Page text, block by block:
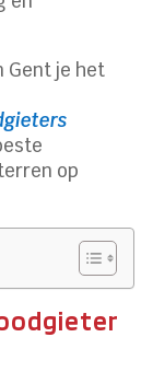
Gent je het
op